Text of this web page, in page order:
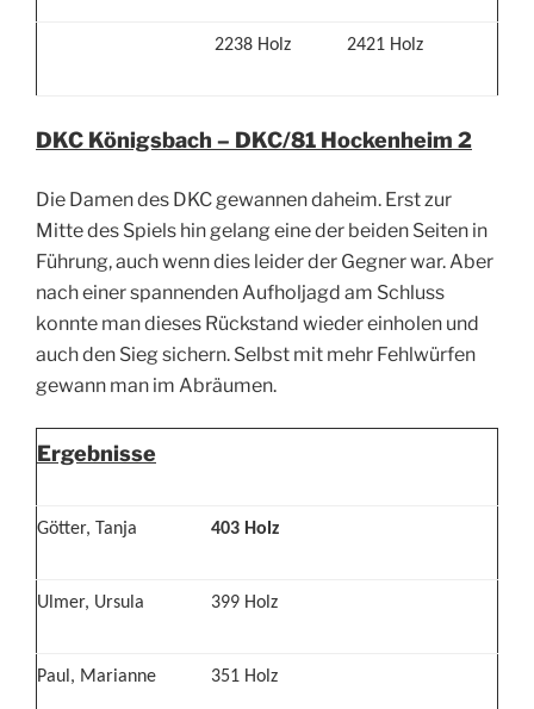
2238 Holz 2421 Holz
DKC Königsbach – DKC/81 Hockenheim 2
Die Damen des DKC gewannen daheim. Erst zur
Mitte des Spiels hin gelang eine der beiden Seiten in
Führung, auch wenn dies leider der Gegner war. Aber
nach einer spannenden Aufholjagd am Schluss
konnte man dieses Rückstand wieder einholen und
auch den Sieg sichern. Selbst mit mehr Fehlwürfen
gewann man im Abräumen.
Ergebnisse
Götter, Tanja 403 Holz
Ulmer, Ursula 399 Holz
Paul, Marianne 351 Holz